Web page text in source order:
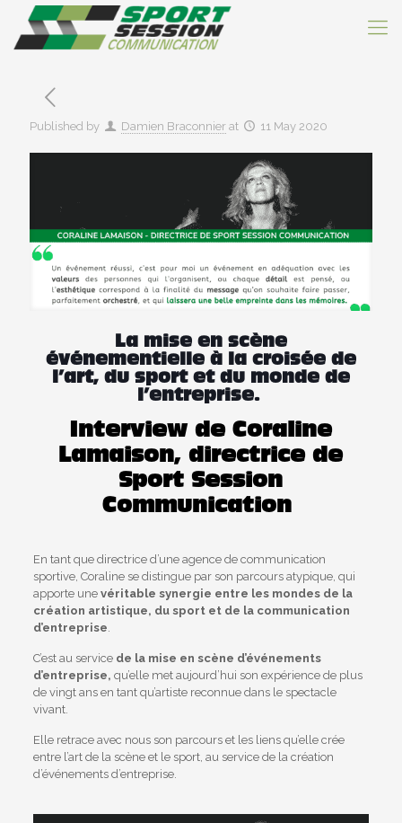
Published by Damien Braconnier at 11 May 2020
La mise en scène
événementielle à la croisée de
l’art, du sport et du monde de
l’entreprise.
Interview de Coraline
Lamaison, directrice de
Sport Session
Communication
En tant que directrice d’une agence de communication
sportive, Coraline se distingue par son parcours atypique, qui
apporte une véritable synergie entre les mondes de la
création artistique, du sport et de la communication
d’entreprise.
C’est au service de la mise en scène d’événements
d’entreprise, qu’elle met aujourd’hui son expérience de plus
de vingt ans en tant qu’artiste reconnue dans le spectacle
vivant.
Elle retrace avec nous son parcours et les liens qu’elle crée
entre l’art de la scène et le sport, au service de la création
d’événements d’entreprise.